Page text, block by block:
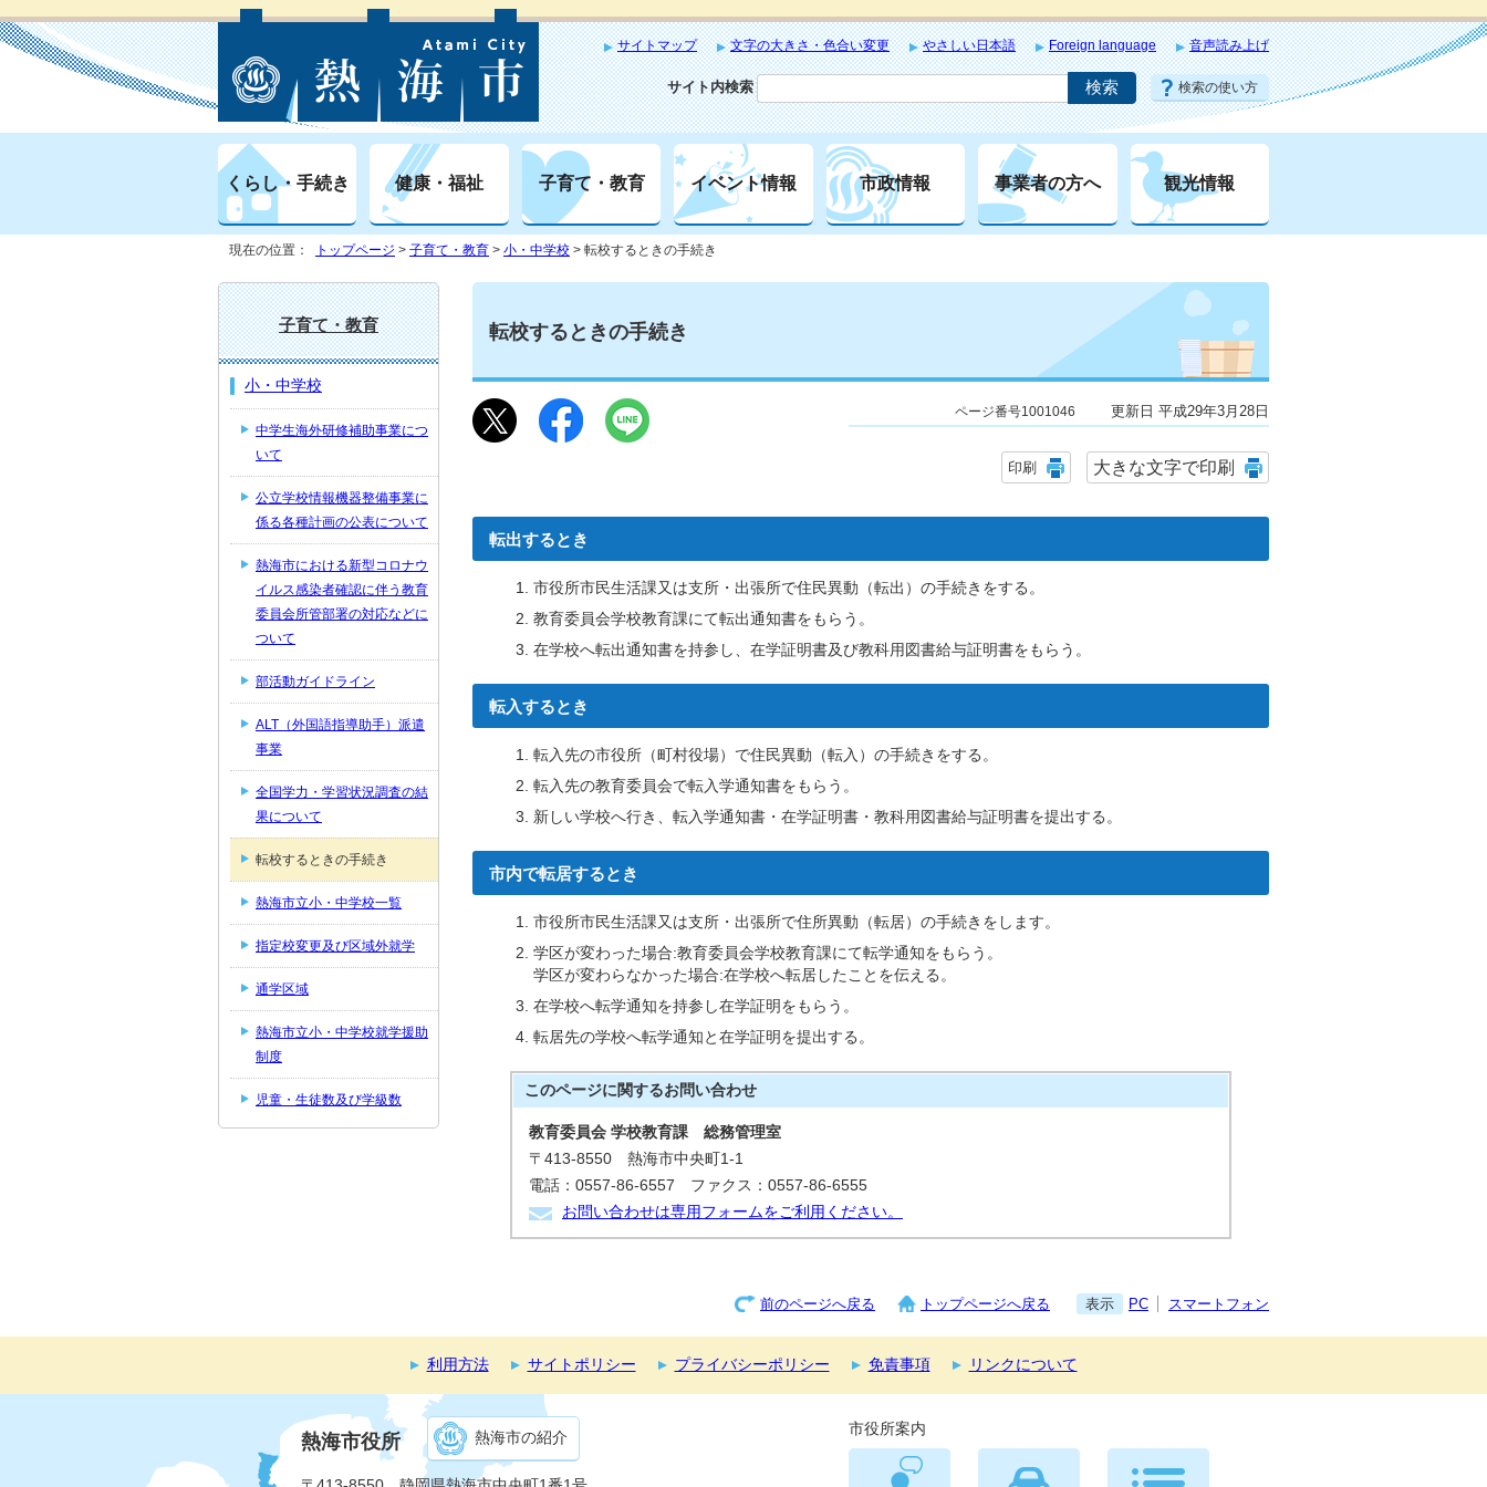
サイトマップ 文字の大きさ・色合い変更 やさしい日本語 Foreign language 音声読み上げ
サイト内検索 検索の使い方
くらし・手続き 健康・福祉 子育て・教育 イベント情報 市政情報 事業者の方へ 観光情報
現在の位置： トップページ > 子育て・教育 > 小・中学校 > 転校するときの手続き
転校するときの手続き
ページ番号1001046 更新日 平成29年3月28日
印刷 大きな文字で印刷
転出するとき
市役所市民生活課又は支所・出張所で住民異動（転出）の手続きをする。
教育委員会学校教育課にて転出通知書をもらう。
在学校へ転出通知書を持参し、在学証明書及び教科用図書給与証明書をもらう。
転入するとき
転入先の市役所（町村役場）で住民異動（転入）の手続きをする。
転入先の教育委員会で転入学通知書をもらう。
新しい学校へ行き、転入学通知書・在学証明書・教科用図書給与証明書を提出する。
市内で転居するとき
市役所市民生活課又は支所・出張所で住所異動（転居）の手続きをします。
学区が変わった場合:教育委員会学校教育課にて転学通知をもらう。
学区が変わらなかった場合:在学校へ転居したことを伝える。
在学校へ転学通知を持参し在学証明をもらう。
転居先の学校へ転学通知と在学証明を提出する。
このページに関するお問い合わせ
教育委員会 学校教育課 総務管理室
〒413-8550 熱海市中央町1-1
電話：0557-86-6557 ファクス：0557-86-6555
お問い合わせは専用フォームをご利用ください。
子育て・教育
小・中学校
中学生海外研修補助事業につ
いて
公立学校情報機器整備事業に
係る各種計画の公表について
熱海市における新型コロナウ
イルス感染者確認に伴う教育
委員会所管部署の対応などに
ついて
部活動ガイドライン
ALT（外国語指導助手）派遣
事業
全国学力・学習状況調査の結
果について
転校するときの手続き
熱海市立小・中学校一覧
指定校変更及び区域外就学
通学区域
熱海市立小・中学校就学援助
制度
児童・生徒数及び学級数
前のページへ戻る トップページへ戻る 表示 PC スマートフォン
利用方法 サイトポリシー プライバシーポリシー 免責事項 リンクについて
市役所案内
熱海市役所 熱海市の紹介